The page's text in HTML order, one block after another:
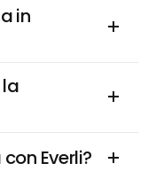
in
Everli?